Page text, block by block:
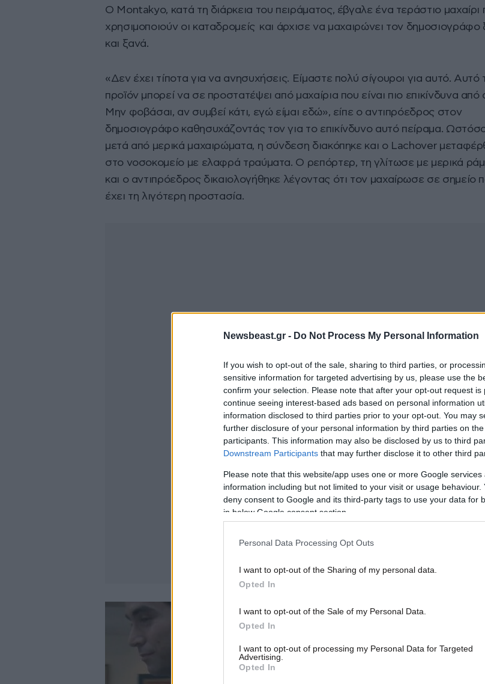
Newsbeast.gr - Do Not Process My Personal Information
If you wish to opt-out of the sale, sharing to third parties, or
sensitive information for targeted advertising by us, please use the
confirm your selection. Please note that after your opt-out request is
continue seeing interest-based ads based on personal information
information disclosed to third parties prior to your opt-out. You may
further disclosure of your personal information by third parties on the
participants. This information may also be disclosed by us to third
Downstream Participants that may further disclose it to other third
Please note that this website/app uses one or more Google
information including but not limited to your visit or usage behaviour.
deny consent to Google and its third-party tags to use your data for
in below Google consent section.
Personal Data Processing Opt Outs
I want to opt-out of the Sharing of my personal data.
Opted In
I want to opt-out of the Sale of my Personal Data.
Opted In
I want to opt-out of processing my Personal Data for Targeted
Advertising.
Opted In
Ο Montakyo, κατά τη διάρκεια του πειράματος, έβγαλε ένα τεράστιο μαχαίρι
χρησιμοποιούν οι καταδρομείς και άρχισε να μαχαιρώνει τον δημοσιογράφο
και ξανά.
«Δεν έχει τίποτα για να ανησυχήσεις. Είμαστε πολύ σίγουροι για αυτό. Αυτό
προϊόν μπορεί να σε προστατέψει από μαχαίρια που είναι πιο επικίνδυνα από
Μην φοβάσαι, αν συμβεί κάτι, εγώ είμαι εδώ», είπε ο αντιπρόεδρος στον
δημοσιογράφο καθησυχάζοντάς τον για το επικίνδυνο αυτό πείραμα.
μετά από μερικά μαχαιρώματα, η σύνδεση διακόπηκε και ο Lachover
στο νοσοκομείο με ελαφρά τραύματα. Ο ρεπόρτερ, τη γλίτωσε με μερικά
και ο αντιπρόεδρος δικαιολογήθηκε λέγοντας ότι τον μαχαίρωσε σε σημείο
έχει τη λιγότερη προστασία.